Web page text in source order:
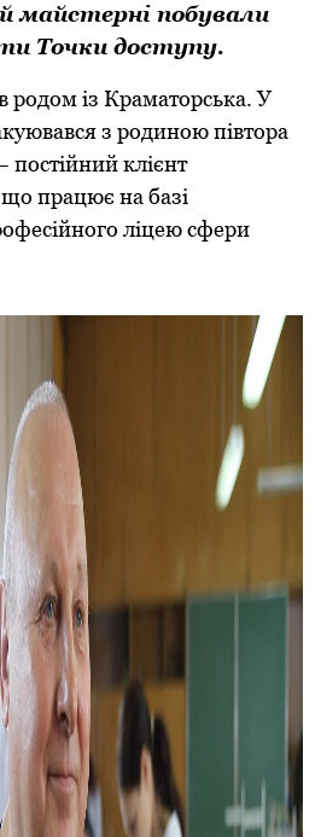
майстерні побували
Точки доступу.
із Краматорська. У
з родиною півтора
постійний клієнт
що працює на базі
ліцею сфери